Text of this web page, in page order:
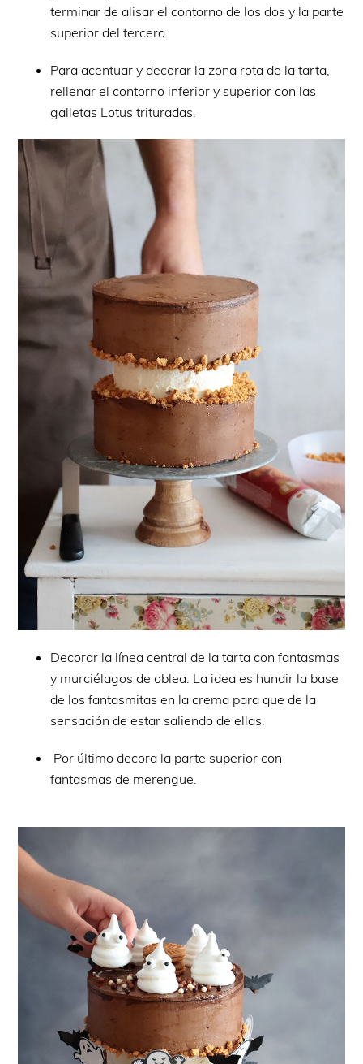
terminar de alisar el contorno de los dos y la parte
superior del tercero.
Para acentuar y decorar la zona rota de la tarta,
rellenar el contorno inferior y superior con las
galletas Lotus trituradas.
Decorar la línea central de la tarta con fantasmas
y murciélagos de oblea. La idea es hundir la base
de los fantasmitas en la crema para que de la
sensación de estar saliendo de ellas.
Por último decora la parte superior con
fantasmas de merengue.